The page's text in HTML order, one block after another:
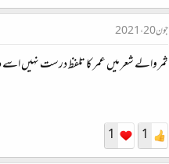
جون 20، 2021
ثمر والے شعر میں عمر کا تلفظ درست نہیں
1
1